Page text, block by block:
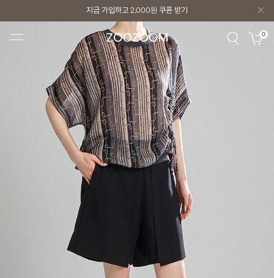
지금 가입하고 2,000원 쿠폰 받기
지금 가입하고 2,000원쿠폰 받기 0